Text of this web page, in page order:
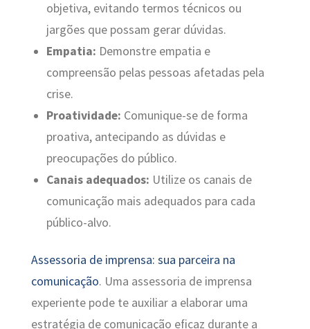
objetiva, evitando termos técnicos ou
jargões que possam gerar dúvidas.
Empatia: Demonstre empatia e
compreensão pelas pessoas afetadas pela
crise.
Proatividade: Comunique-se de forma
proativa, antecipando as dúvidas e
preocupações do público.
Canais adequados: Utilize os canais de
comunicação mais adequados para cada
público-alvo.
Assessoria de imprensa: sua parceira na
comunicação. Uma assessoria de imprensa
experiente pode te auxiliar a elaborar uma
estratégia de comunicação eficaz durante a